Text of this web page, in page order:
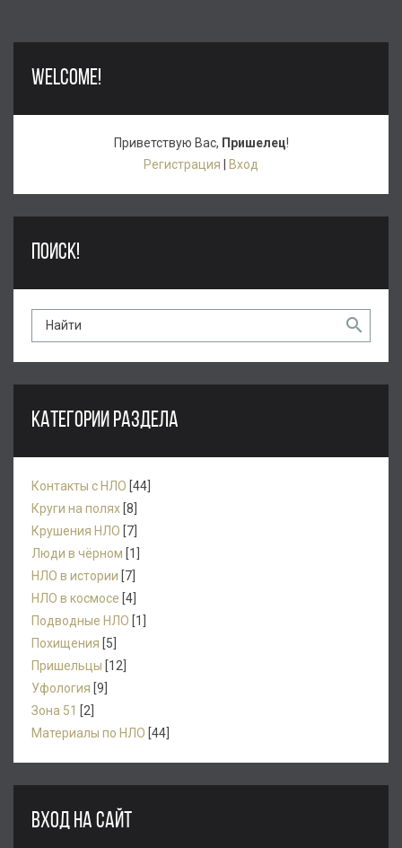
WELCOME!
Приветствую Вас, Пришелец!
Регистрация
Вход
ПОИСК!
КАТЕГОРИИ РАЗДЕЛА
Контакты с НЛО [44]
Круги на полях [8]
Крушения НЛО [7]
Люди в чёрном [1]
НЛО в истории [7]
НЛО в космосе [4]
Подводные НЛО [1]
Похищения [5]
Пришельцы [12]
Уфология [9]
Зона 51 [2]
Материалы по НЛО [44]
ВХОД НА САЙТ